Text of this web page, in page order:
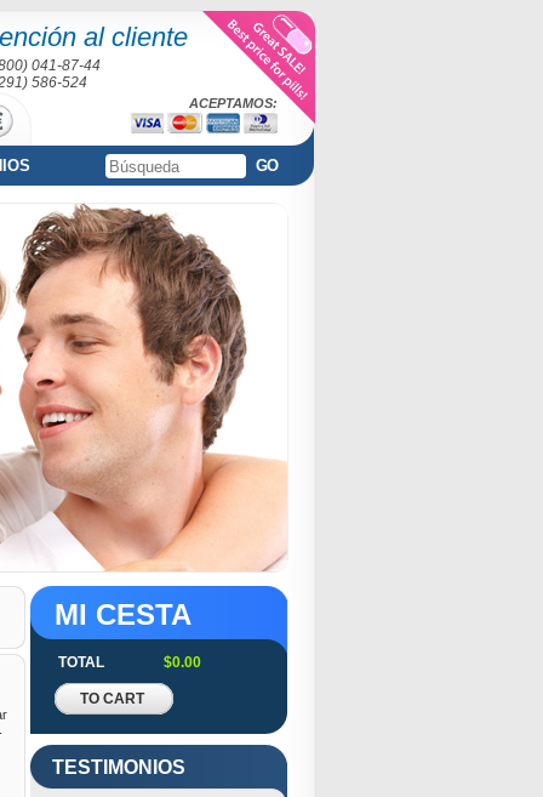
al cliente
041-87-44
586-524
ACEPTAMOS:
GO
MI CESTA
TOTAL $0.00
TO CART
TESTIMONIOS